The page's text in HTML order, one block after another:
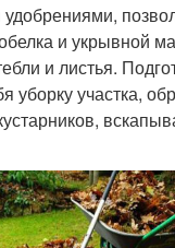
и укрывной
и листья.
уборку участка,